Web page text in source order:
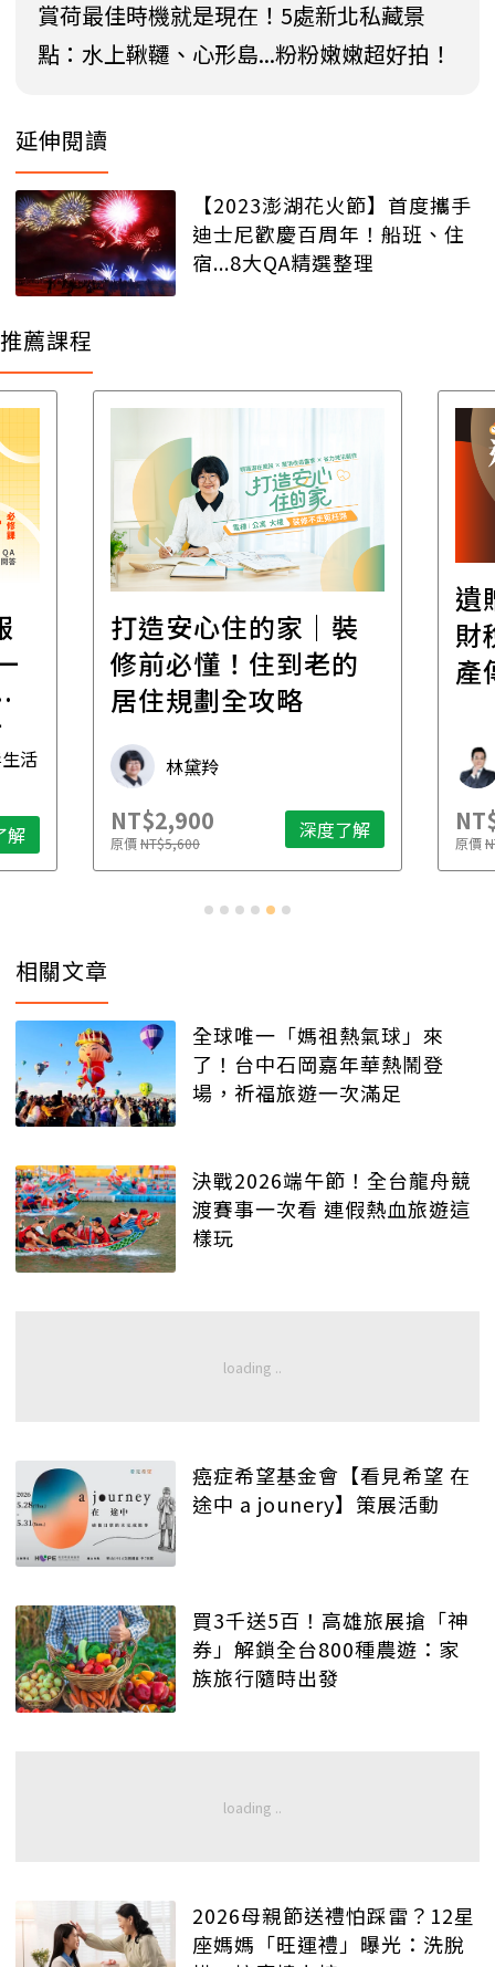
賞荷最佳時機就是現在！5處新北私藏景
點：水上鞦韆、心形島...粉粉嫩嫩超好拍！
延伸閱讀
【2023澎湖花火節】首度攜手
迪士尼歡慶百周年！船班、住
宿...8大QA精選整理
推薦課程
活
解
打造安心住的家｜裝
修前必懂！住到老的
居住規劃全攻略
林黛羚
NT$2,900
原價NT$5,600 深度了解
遺
財
產
原價
相關文章
全球唯一「媽祖熱氣球」來
了！台中石岡嘉年華熱鬧登
場，祈福旅遊一次滿足
決戰2026端午節！全台龍舟競
渡賽事一次看 連假熱血旅遊這
樣玩
癌症希望基金會【看見希望 在
途中 a jounery】策展活動
買3千送5百！高雄旅展搶「神
券」解鎖全台800種農遊：家
族旅行隨時出發
2026母親節送禮怕踩雷？12星
座媽媽「旺運禮」曝光：洗脫